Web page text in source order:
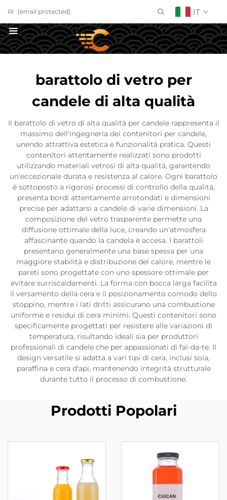
[email protected] IT
barattolo di vetro per
candele di alta qualità
Il barattolo di vetro di alta qualità per candele rappresenta il
massimo dell'ingegneria dei contenitori per candele,
unendo attrattiva estetica e funzionalità pratica. Questi
contenitori attentamente realizzati sono prodotti
utilizzando materiali vetrosi di alta qualità, garantendo
un'eccezionale durata e resistenza al calore. Ogni barattolo
è sottoposto a rigorosi processi di controllo della qualità,
presenta bordi attentamente arrotondati e dimensioni
precise per adattarsi a candele di varie dimensioni. La
composizione del vetro trasparente permette una
diffusione ottimale della luce, creando un'atmosfera
affascinante quando la candela è accesa. I barattoli
presentano generalmente una base spessa per una
maggiore stabilità e distribuzione del calore, mentre le
pareti sono progettate con uno spessore ottimale per
evitare surriscaldamenti. La forma con bocca larga facilita
il versamento della cera e il posizionamento comodo dello
stoppino, mentre i lati dritti assicurano una combustione
uniforme e residui di cera minimi. Questi contenitori sono
specificamente progettati per resistere alle variazioni di
temperatura, risultando ideali sia per produttori
professionali di candele che per appassionati di fai-da-te. Il
design versatile si adatta a vari tipi di cera, inclusi soia,
paraffina e cera d'api, mantenendo integrità strutturale
durante tutto il processo di combustione.
Prodotti Popolari